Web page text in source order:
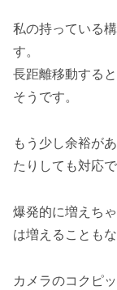
私の持っている
す。
長距離移動する
そうです。
もう少し余裕が
たりしても対応
爆発的に増えち
は増えることも
カメラのコクピ